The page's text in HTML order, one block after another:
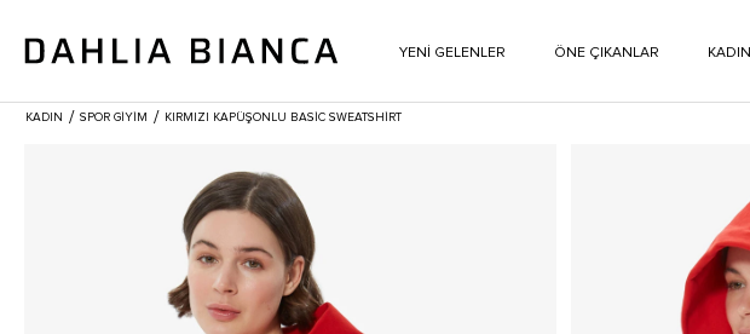
YENİ GELENLER ÖNE ÇIKANLAR KADIN
KADIN / SPOR GİYİM / KIRMIZI KAPÜŞONLU BASIC SWEATSHIRT